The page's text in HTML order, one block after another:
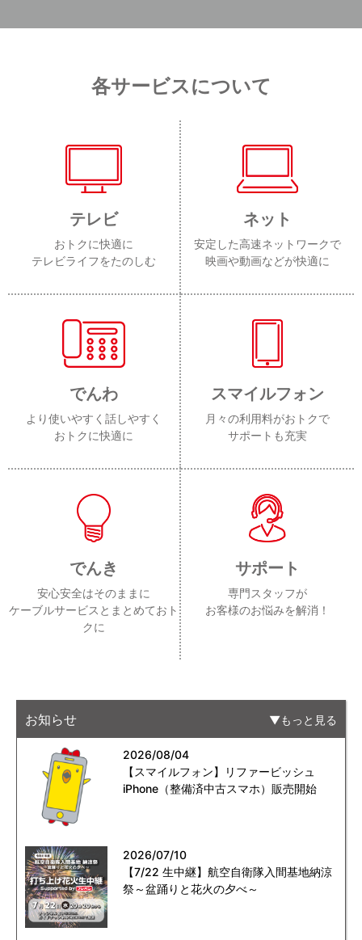
各サービスについて
テレビ
おトクに快適に
テレビライフをたのしむ
ネット
安定した高速ネットワークで
映画や動画などが快適に
でんわ
より使いやすく話しやすく
おトクに快適に
スマイルフォン
月々の利用料がおトクで
サポートも充実
でんき
安心安全はそのままに
ケーブルサービスとまとめておト
クに
サポート
専門スタッフが
お客様のお悩みを解消！
お知らせ もっと見る
2026/08/04
【スマイルフォン】リファービッシュ
iPhone（整備済中古スマホ）販売開始
2026/07/10
【7/22 生中継】航空自衛隊入間基地納涼
祭～盆踊りと花火の夕べ～